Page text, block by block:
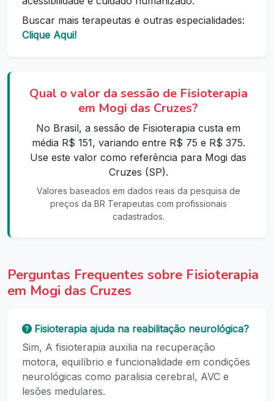
Buscar mais terapeutas e outras especialidades:
Clique Aqui!
Qual o valor da sessão de Fisioterapia
em Mogi das Cruzes?
No Brasil, a sessão de Fisioterapia custa em
média R$ 151, variando entre R$ 75 e R$ 375.
Use este valor como referência para Mogi das
Cruzes (SP).
Valores baseados em dados reais da pesquisa de
preços da BR Terapeutas com profissionais
cadastrados.
Perguntas Frequentes sobre Fisioterapia
em Mogi das Cruzes
Fisioterapia ajuda na reabilitação neurológica?
Sim, A fisioterapia auxilia na recuperação
motora, equilíbrio e funcionalidade em condições
neurológicas como paralisia cerebral, AVC e
lesões medulares.